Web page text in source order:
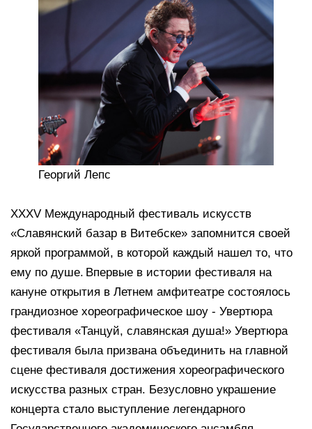
Георгий Лепс
XXXV Международный фестиваль искусств
«Славянский базар в Витебске» запомнится своей
яркой программой, в которой каждый нашел то, что
ему по душе. Впервые в истории фестиваля на
кануне открытия в Летнем амфитеатре состоялось
грандиозное хореографическое шоу - Увертюра
фестиваля «Танцуй, славянская душа!» Увертюра
фестиваля была призвана объединить на главной
сцене фестиваля достижения хореографического
искусства разных стран. Безусловно украшение
концерта стало выступление легендарного